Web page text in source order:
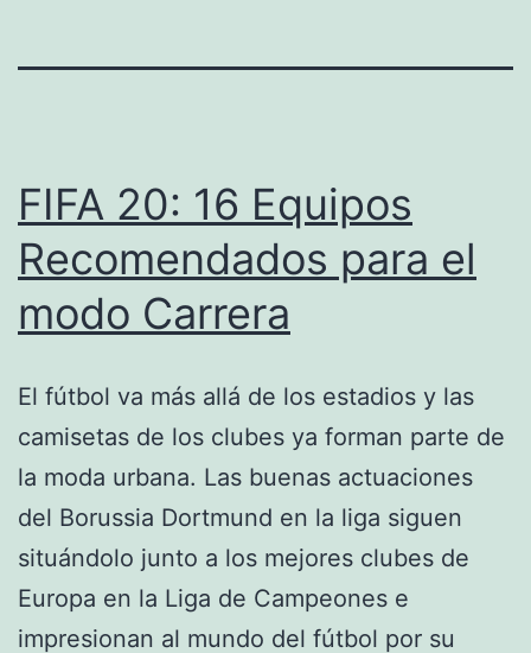
FIFA 20: 16 Equipos
Recomendados para el
modo Carrera
El fútbol va más allá de los estadios y las
camisetas de los clubes ya forman parte de
la moda urbana. Las buenas actuaciones
del Borussia Dortmund en la liga siguen
situándolo junto a los mejores clubes de
Europa en la Liga de Campeones e
impresionan al mundo del fútbol por su